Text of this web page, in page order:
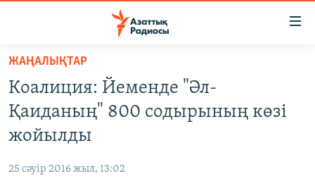
Skip
main
content
to
main
Navigation
AZATTYQTV
АДАМ ҚҰҚЫҚТАРЫ
ЖАҢАЛЫҚТАР
Коалиция: Йеменде "Әл-
Қаиданың" 800 содырының көзі
жойылды
25 сәуір 2016 жыл, 13:02